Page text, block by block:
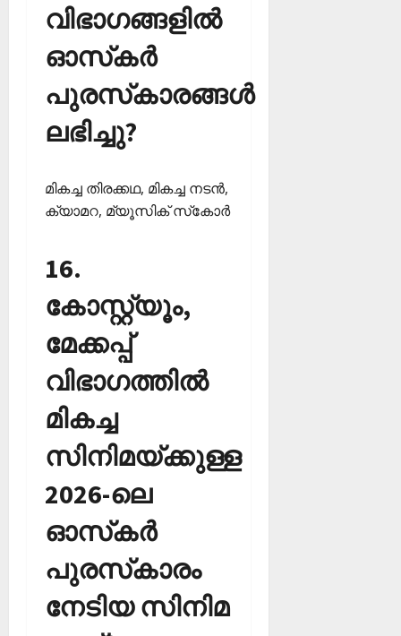
വിഭാഗങ്ങളില്‍
ഓസ്‌കര്‍
പുരസ്‌കാരങ്ങള്‍
ലഭിച്ചു?
മികച്ച തിരക്കഥ, മികച്ച നടന്‍,
ക്യാമറ, മ്യൂസിക് സ്‌കോര്‍
16.
കോസ്റ്റ്യൂം,
മേക്കപ്പ്
വിഭാഗത്തില്‍
മികച്ച
സിനിമയ്ക്കുള്ള
2026-ലെ
ഓസ്‌കര്‍
പുരസ്‌കാരം
നേടിയ സിനിമ